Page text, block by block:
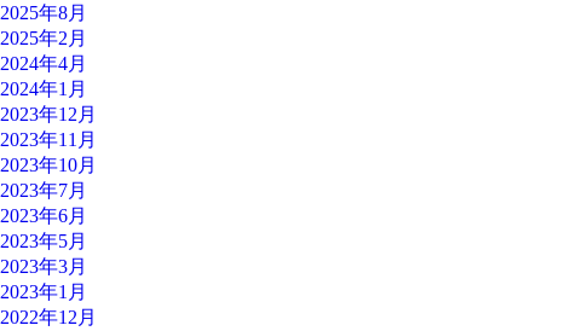
2025年8月
2025年2月
2024年4月
2024年1月
2023年12月
2023年11月
2023年10月
2023年7月
2023年6月
2023年5月
2023年3月
2023年1月
2022年12月